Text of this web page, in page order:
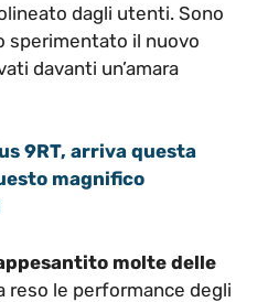
dagli utenti. Sono
sperimentato il nuovo
davanti un’amara
9RT, arriva questa
magnifico
molte delle
reso le performance degli